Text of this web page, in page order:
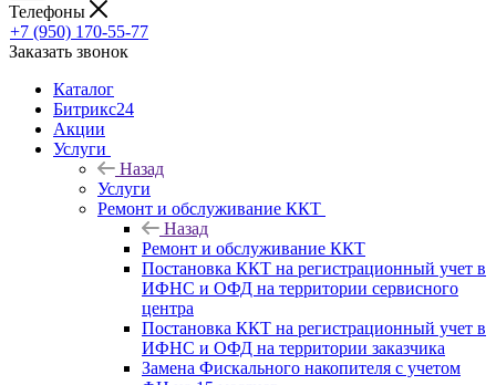
Телефоны
+7 (950) 170-55-77
Заказать звонок
Каталог
Битрикс24
Акции
Услуги
Назад
Услуги
Ремонт и обслуживание ККТ
Назад
Ремонт и обслуживание ККТ
Постановка ККТ на регистрационный учет в
ИФНС и ОФД на территории сервисного
центра
Постановка ККТ на регистрационный учет в
ИФНС и ОФД на территории заказчика
Замена Фискального накопителя с учетом